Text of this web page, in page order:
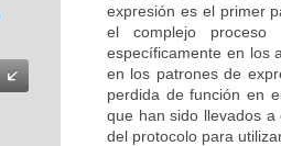
expresión es el primer
el complejo proceso
específicamente en los
en los patrones de
perdida de función en
que han sido llevados
del protocolo para